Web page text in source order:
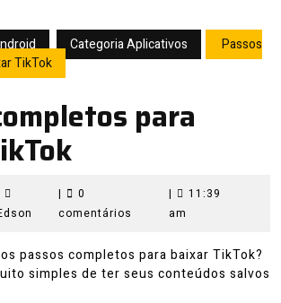
Categoria Aplicativos
Passos
TikTok
para
Edson
|
0
comentários
|
11:39
am
passos completos para baixar TikTok?
simples de ter seus conteúdos salvos